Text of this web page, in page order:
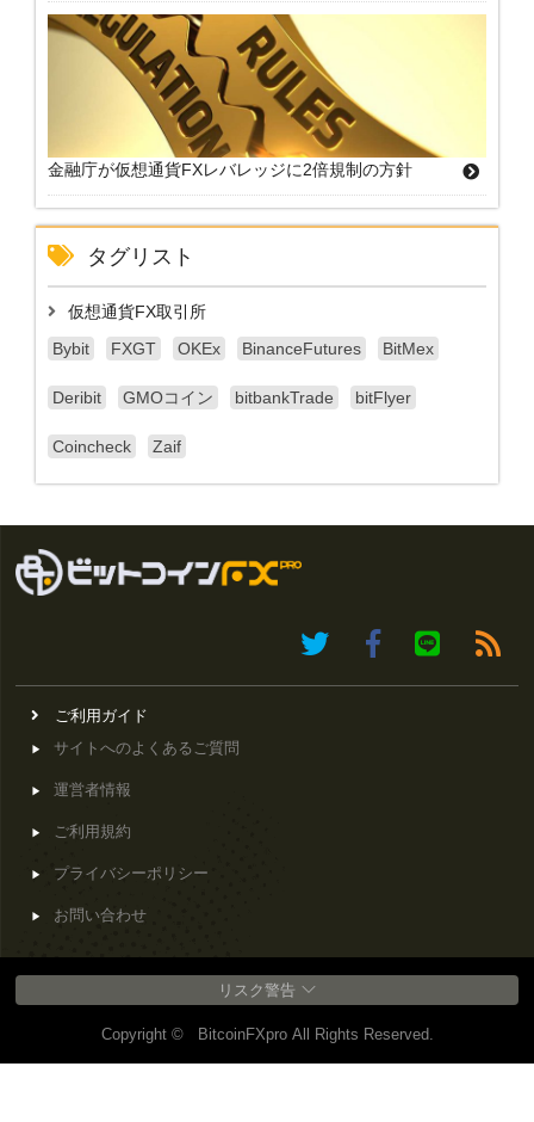
金融庁が仮想通貨FXレバレッジに2倍規制の方針
タグリスト
仮想通貨FX取引所
Bybit
FXGT OKEx BinanceFutures BitMex
Deribit GMOコイン bitbankTrade bitFlyer
Coincheck Zaif
ご利用ガイド
サイトへのよくあるご質問
運営者情報
ご利用規約
プライバシーポリシー
お問い合わせ
リスク警告
Copyright © BitcoinFXpro All Rights Reserved.